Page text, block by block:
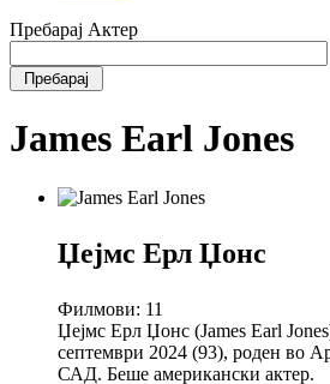
Пребарај Актер
James Earl Jones
Џејмс Ерл Џонс
Филмови: 11
Џејмс Ерл Џонс (James Earl
септември 2024 (93), роден во
САД. Беше американски актер.